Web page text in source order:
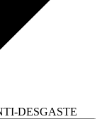
DESGASTE